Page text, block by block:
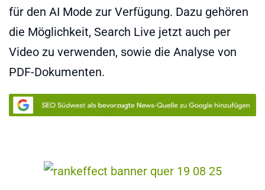
für den AI Mode zur Verfügung. Dazu gehören
die Möglichkeit, Search Live jetzt auch per
Video zu verwenden, sowie die Analyse von
PDF-Dokumenten.